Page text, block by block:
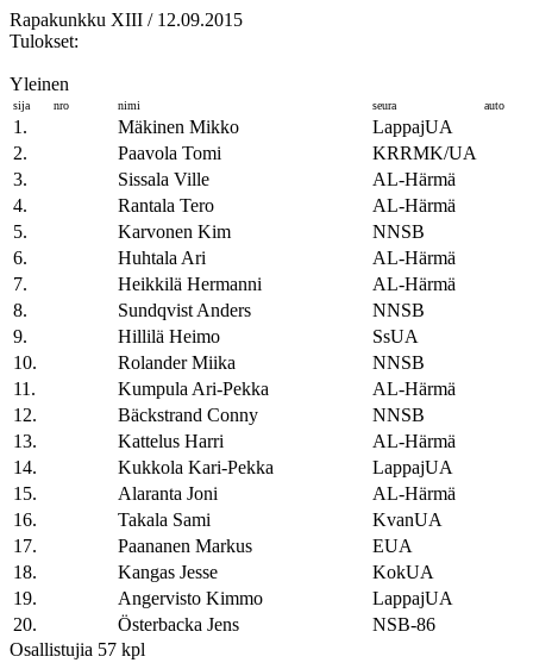
Rapakunkku XIII / 12.09.2015
Tulokset:
Yleinen
sija nro nimi seura auto
1. Mäkinen Mikko
LappajUA
2.
Paavola Tomi
KRRMK/UA
3.
Sissala Ville
AL-Härmä
4.
Rantala Tero
AL-Härmä
5.
Karvonen Kim
NNSB
6.
Huhtala Ari
AL-Härmä
7.
Heikkilä Hermanni
AL-Härmä
8.
Sundqvist Anders
NNSB
9.
Hillilä Heimo
SsUA
10.
Rolander Miika
NNSB
11.
Kumpula Ari-Pekka
AL-Härmä
12.
Bäckstrand Conny
NNSB
13.
Kattelus Harri
AL-Härmä
14.
Kukkola Kari-Pekka
LappajUA
15.
Alaranta Joni
AL-Härmä
16.
Takala Sami
KvanUA
17.
Paananen Markus
EUA
18.
Kangas Jesse
KokUA
19.
Angervisto Kimmo
LappajUA
20.
Österbacka Jens
NSB-86
Osallistujia 57 kpl